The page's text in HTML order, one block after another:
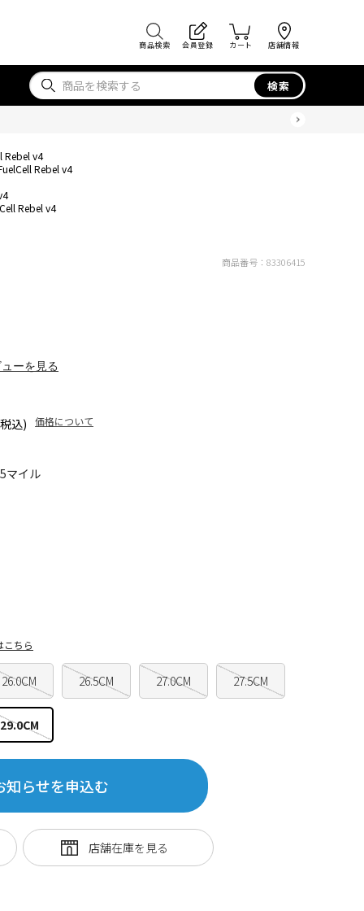
商品検索 会員登録 カート 店舗情報
検索
Rebel v4
Rebel v4
Rebel v4
マイル
ーを見る
込) 価格について
26.0CM 26.5CM 27.0CM 27.5CM
29.0CM
こちら
知らせを申込む
商品番号： 83306415